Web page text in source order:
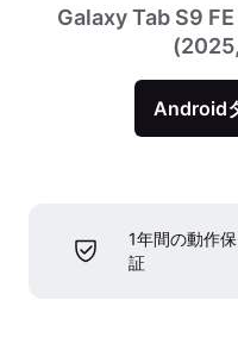
Galaxy Tab S9
Android
1年間の動作保
証